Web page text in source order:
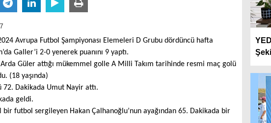
Avrupa Futbol Şampiyonası Elemeleri D Grubu dördüncü hafta
Galler’i 2-0 yenerek puanını 9 yaptı.
Arda Güler attığı mükemmel golle A Milli Takım tarihinde resmi maç golü
(18 yaşında)
72. Dakikada Umut Nayir attı.
geldi.
bir futbol sergileyen Hakan Çalhanoğlu’nun ayağından 65. Dakikada bir